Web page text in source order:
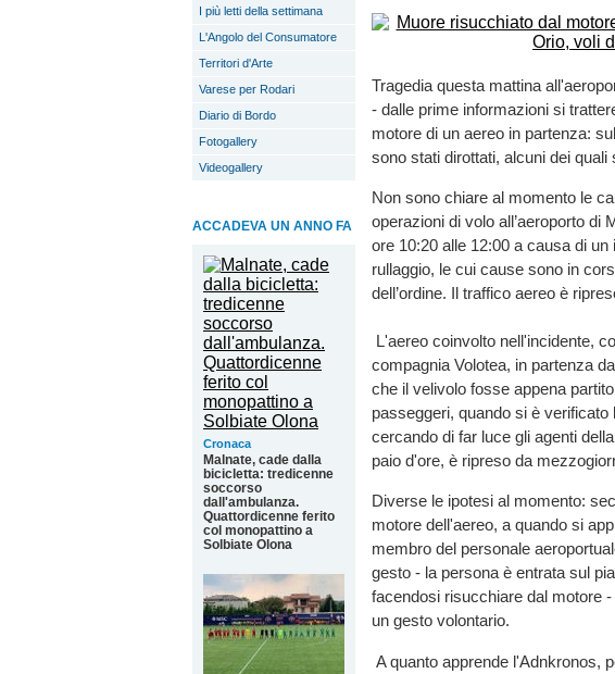
I più letti della settimana
L'Angolo del Consumatore
Territori d'Arte
Varese per Rodari
Diario di Bordo
Fotogallery
Videogallery
ACCADEVA UN ANNO FA
Cronaca
Malnate, cade dalla
bicicletta: tredicenne
soccorso
dall'ambulanza.
Quattordicenne ferito
col monopattino a
Solbiate Olona
Tragedia questa mattina
- dalle prime informazioni si
motore di un aereo in partenza:
sono stati dirottati, alcuni dei quali
Non sono chiare al momento le
operazioni di volo all’aeroporto
ore 10:20 alle 12:00 a causa di
rullaggio, le cui cause sono in
dell’ordine. Il traffico aereo è
L'aereo coinvolto nell'incidente,
compagnia Volotea, in partenza
che il velivolo fosse appena
passeggeri, quando si è
cercando di far luce gli agenti
paio d'ore, è ripreso da
Diverse le ipotesi al momento:
motore dell'aereo, a quando si
membro del personale
gesto - la persona è entrata sul
facendosi risucchiare dal motore
un gesto volontario.
A quanto apprende l'Adnkronos,